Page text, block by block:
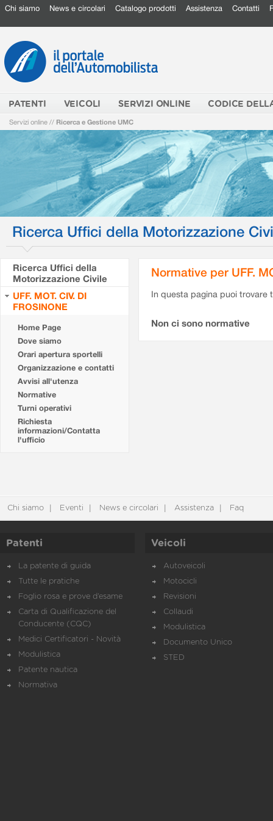
Chi siamo News e circolari Catalogo prodotti Assistenza Contatti
PATENTI VEICOLI SERVIZI ONLINE CODICE
Servizi online // Ricerca e Gestione UMC
Ricerca Uffici della Motorizzazione
Ricerca Uffici della
Motorizzazione Civile
UFF. MOT. CIV. DI
FROSINONE
Home Page
Dove siamo
Orari apertura sportelli
Organizzazione e contatti
Avvisi all'utenza
Normative
Turni operativi
Richiesta
informazioni/Contatta
l'ufficio
Normative per UFF.
In questa pagina puoi
Non ci sono normative
Chi siamo Eventi News e circolari Assistenza Faq
Patenti
La patente di guida
Tutte le pratiche
Foglio rosa e prove d’esame
Carta di Qualificazione del
Conducente (CQC)
Medici Certificatori - Novità
Modulistica
Patente nautica
Normativa
Veicoli
Autoveicoli
Motocicli
Revisioni
Collaudi
Modulistica
Documento Unico
STED